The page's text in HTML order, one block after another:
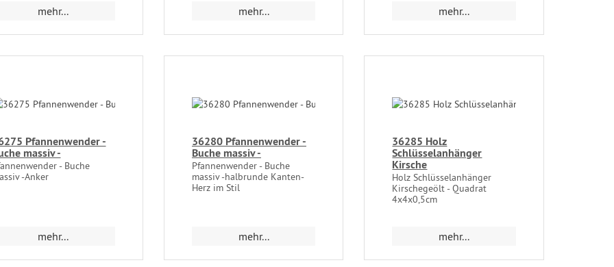
mehr... mehr... mehr...
Pfannenwender -
massiv -
- Buche
-Anker
mehr...
36280 Pfannenwender -
Buche massiv -
Pfannenwender - Buche
massiv -halbrunde Kanten-
Herz im Stil
mehr...
36285 Holz
Schlüsselanhänger
Kirsche
Holz Schlüsselanhänger
Kirschegeölt - Quadrat
4x4x0,5cm
mehr...